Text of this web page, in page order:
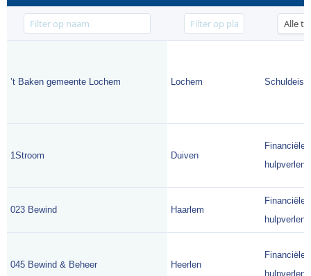
’t Baken gemeente Lochem Lochem Schuldeiser
1Stroom Duiven
Financiële
023 Bewind Haarlem
Financiële
045 Bewind & Beheer Heerlen
Financiële